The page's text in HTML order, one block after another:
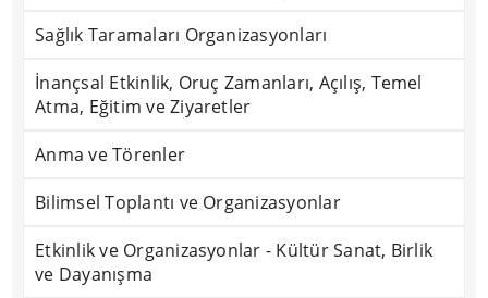
Sağlık Taramaları Organizasyonları
İnançsal Etkinlik, Oruç Zamanları, Açılış, Temel
Atma, Eğitim ve Ziyaretler
Anma ve Törenler
Bilimsel Toplantı ve Organizasyonlar
Etkinlik ve Organizasyonlar - Kültür Sanat, Birlik
ve Dayanışma